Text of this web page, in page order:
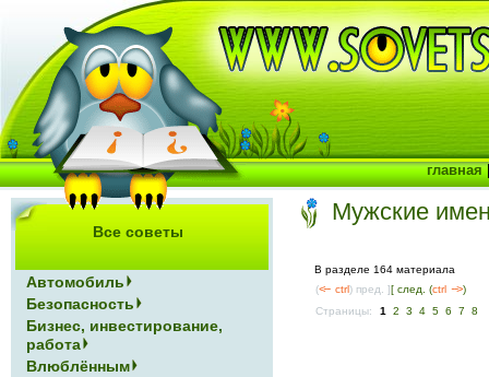
Мужские
В разделе 164 материала
(<-- ctrl) пред. ] [ след. (ctrl --> )
Страницы:
1 2 3 4 5 6 7 8
Все советы
Автомобиль
Безопасность
Бизнес, инвестирование,
работа
Влюблённым
главная